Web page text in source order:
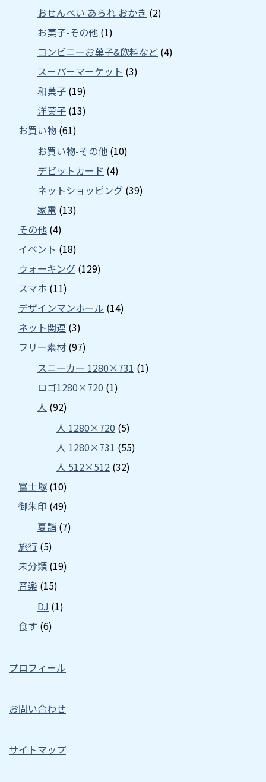
おせんべい あられ おかき (2)
お菓子-その他 (1)
コンビニーお菓子&飲料など (4)
スーパーマーケット (3)
和菓子 (19)
洋菓子 (13)
お買い物 (61)
お買い物-その他 (10)
デビットカード (4)
ネットショッピング (39)
家電 (13)
その他 (4)
イベント (18)
ウォーキング (129)
スマホ (11)
デザインマンホール (14)
ネット関連 (3)
フリー素材 (97)
スニーカー 1280×731 (1)
ロゴ1280×720 (1)
人 (92)
人 1280×720 (5)
人 1280×731 (55)
人 512×512 (32)
富士塚 (10)
御朱印 (49)
夏詣 (7)
旅行 (5)
未分類 (19)
音楽 (15)
DJ (1)
食す (6)
プロフィール
お問い合わせ
サイトマップ